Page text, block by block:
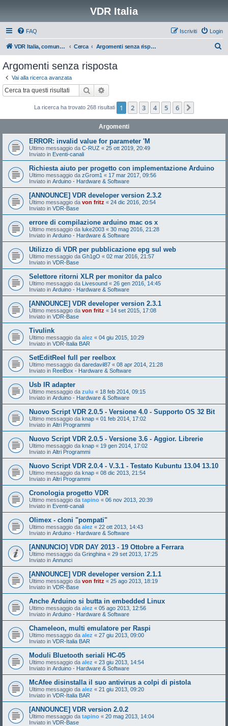
VDR Italia
FAQ Login
Iscriviti
VDR Italia, comunità italiana utilizzatori VDR Cerca Argomenti senza risposta
Argomenti senza risposta
Vai alla ricerca avanzata
Cerca
La ricerca ha trovato 268 risultati 1 2 3 4 5 6
Argomenti
ERROR: invalid value for parameter 'M
Ultimo messaggio da C-RUZ « 25 ott 2019, 20:49
Inviato in Eventi-canali
Richiesta aiuto per progetto con implementazione Arduino
Ultimo messaggio da zGrom1 « 17 mar 2017, 09:56
Inviato in Arduino - Hardware & Software
[ANNOUNCE] VDR developer version 2.3.2
Ultimo messaggio da von fritz « 24 dic 2016, 20:54
Inviato in VDR-Base
errore di compilazione arduino mac os x
Ultimo messaggio da luke2003 « 30 mag 2016, 21:28
Inviato in Arduino - Hardware & Software
Utilizzo di VDR per pubblicazione epg sul web
Ultimo messaggio da Gh1gO « 02 mar 2016, 21:57
Inviato in VDR-Base
Selettore ritorni XLR per monitor da palco
Ultimo messaggio da Livesound « 26 gen 2016, 14:45
Inviato in Arduino - Hardware & Software
[ANNOUNCE] VDR developer version 2.3.1
Ultimo messaggio da von fritz « 14 set 2015, 17:08
Inviato in VDR-Base
Tivulink
Ultimo messaggio da alez « 04 giu 2015, 10:29
Inviato in VDR-Italia BAR
SetEditReel full per reelbox
Ultimo messaggio da daredavil87 « 08 apr 2014, 21:28
Inviato in ReelBox - Hardware & Software
Usb IR adapter
Ultimo messaggio da zulu « 18 feb 2014, 09:15
Inviato in Arduino - Hardware & Software
Nuovo Script VDR 2.0.5 - Versione 4.0 - Supporto OS 32 Bit
Ultimo messaggio da knap « 01 feb 2014, 17:02
Inviato in Altri Programmi
Nuovo Script VDR 2.0.5 - Versione 3.6 - Aggior. Librerie
Ultimo messaggio da knap « 19 gen 2014, 17:02
Inviato in Altri Programmi
Nuovo Script VDR 2.0.4 - V.3.1 - Testato Kubuntu 13.04 13.10
Ultimo messaggio da knap « 08 dic 2013, 21:54
Inviato in Altri Programmi
Cronologia progetto VDR
Ultimo messaggio da tapino « 06 nov 2013, 20:39
Inviato in Eventi-canali
Olimex - cloni "pompati"
Ultimo messaggio da alez « 22 ott 2013, 14:43
Inviato in Arduino - Hardware & Software
[ANNUNCIO] VDR DAY 2013 - 19 Ottobre a Ferrara
Ultimo messaggio da Gringhina « 29 set 2013, 17:25
Inviato in Annunci
[ANNOUNCE] VDR developer version 2.1.1
Ultimo messaggio da von fritz « 25 ago 2013, 18:19
Inviato in VDR-Base
Anche Arduino si butta in embedded Linux
Ultimo messaggio da alez « 05 ago 2013, 12:56
Inviato in Arduino - Hardware & Software
Chameleon, multi emulatore per Raspi
Ultimo messaggio da alez « 27 giu 2013, 09:00
Inviato in VDR-Italia BAR
Moduli Bluetooth seriali HC-05
Ultimo messaggio da alez « 23 giu 2013, 14:54
Inviato in Arduino - Hardware & Software
McAfee disinstalla il suo antivirus a colpi di pistola
Ultimo messaggio da alez « 21 giu 2013, 09:20
Inviato in VDR-Italia BAR
[ANNOUNCE] VDR version 2.0.2
Ultimo messaggio da tapino « 20 mag 2013, 14:04
Inviato in VDR-Base